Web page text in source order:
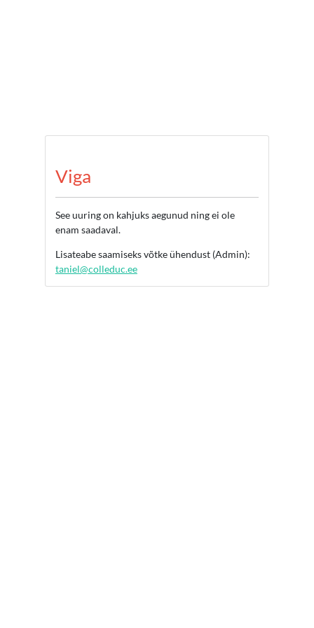
Viga
See uuring on kahjuks aegunud ning ei ole
enam saadaval.
Lisateabe saamiseks võtke ühendust (Admin):
taniel@colleduc.ee